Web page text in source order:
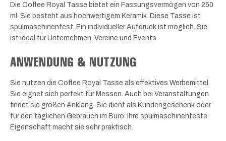
Die Coffee Royal Tasse bietet ein Fassungsvermögen von 250
ml. Sie besteht aus hochwertigem Keramik. Diese Tasse ist
spülmaschinenfest. Ein individueller Aufdruck ist möglich. Sie
ist ideal für Unternehmen, Vereine und Events.
ANWENDUNG & NUTZUNG
Sie nutzen die Coffee Royal Tasse als effektives Werbemittel.
Sie eignet sich perfekt für Messen. Auch bei Veranstaltungen
findet sie großen Anklang. Sie dient als Kundengeschenk oder
für den täglichen Gebrauch im Büro. Ihre spülmaschinenfeste
Eigenschaft macht sie sehr praktisch.